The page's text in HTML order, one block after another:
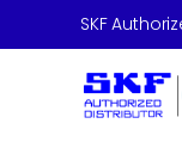
SKF